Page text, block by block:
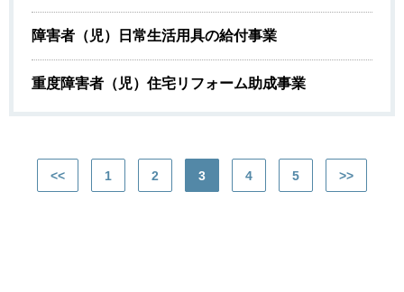
障害者（児）日常生活用具の給付事業
重度障害者（児）住宅リフォーム助成事業
<< 1 2 3 4 5 >>